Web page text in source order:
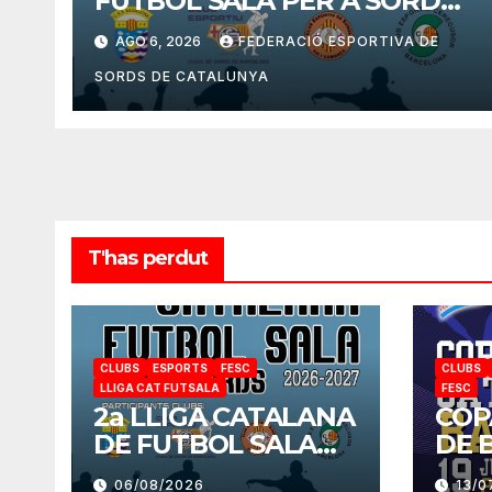
2026-2027
AGO 6, 2026 FEDERACIÓ ESPORTIVA DE
SORDS DE CATALUNYA
T'has perdut
CLUBS ESPORTS
FESC
LLIGA CAT FUTSALA
2a LLIGA CATALANA
DE FUTBOL SALA
PER A SORDS 2026-
06/08/2026
CLUBS
FESC
DE
13/